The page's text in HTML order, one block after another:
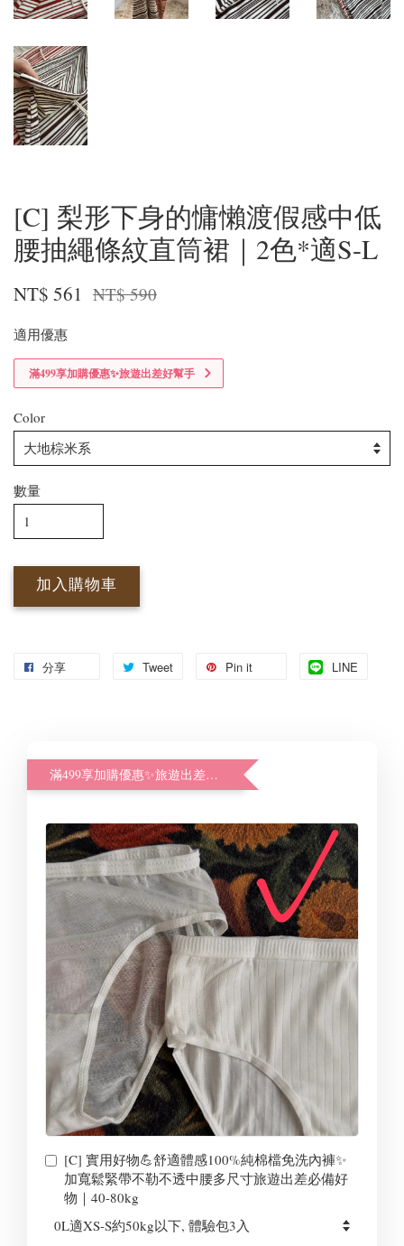
[C] 梨形下身的慵懶渡假感中低
腰抽繩條紋直筒裙｜2色*適S-L
NT$ 561 NT$ 590
適用優惠
滿499享加購優惠✨旅遊出差好幫手
Color
數量
加入購物車
分享 Tweet Pin it LINE
滿499享加購優惠✨旅遊出差好幫手
[C] 實用好物💪舒適體感100%純棉檔免洗內褲✨
加寬鬆緊帶不勒不透中腰多尺寸旅遊出差必備好
物｜40-80kg